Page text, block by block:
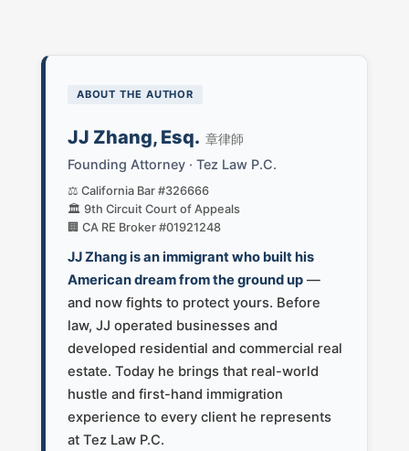
ABOUT THE AUTHOR
JJ Zhang, Esq. 章律師
Founding Attorney · Tez Law P.C.
⚖️ California Bar #326666
🏛️ 9th Circuit Court of Appeals
🏢 CA RE Broker #01921248
JJ Zhang is an immigrant who built his
American dream from the ground up—
and now fights to protect yours. Before
law, JJ operated businesses and
developed residential and commercial real
estate. Today he brings that real-world
hustle and first-hand immigration
experience to every client he represents
at Tez Law P.C.